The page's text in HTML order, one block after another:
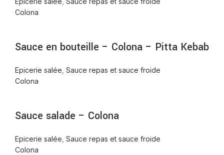
Colona
Sauce en bouteille – Colona – Pitta Kebab
Epicerie salée Sauce repas et sauce froide
Colona
Sauce salade – Colona
Epicerie salée Sauce repas et sauce froide
Colona